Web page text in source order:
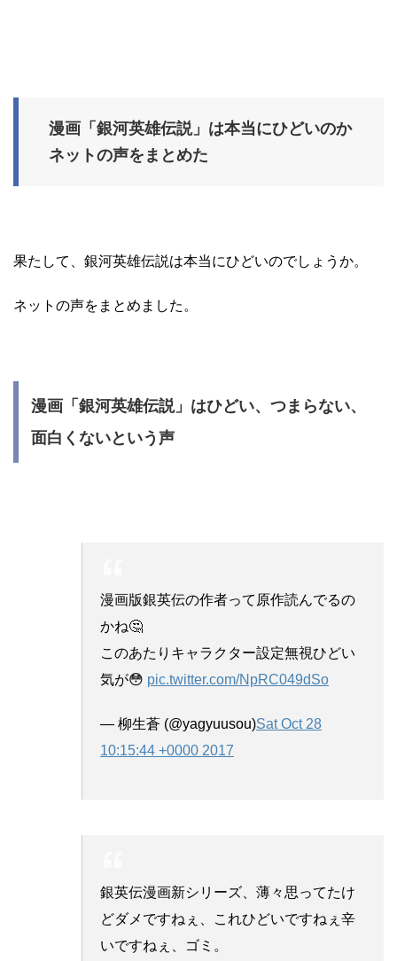
漫画「銀河英雄伝説」は本当にひどいのか
ネットの声をまとめた
果たして、銀河英雄伝説は本当にひどいのでしょうか。
ネットの声をまとめました。
漫画「銀河英雄伝説」はひどい、つまらない、
面白くないという声
漫画版銀英伝の作者って原作読んでるの
かね🤔
このあたりキャラクター設定無視ひどい
気が😳 pic.twitter.com/NpRC049dSo
— 柳生蒼 (@yagyuusou)Sat Oct 28
10:15:44 +0000 2017
銀英伝漫画新シリーズ、薄々思ってたけ
どダメですねぇ、これひどいですねぇ辛
いですねぇ、ゴミ。